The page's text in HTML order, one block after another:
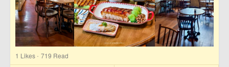
1 Likes · 719 Read